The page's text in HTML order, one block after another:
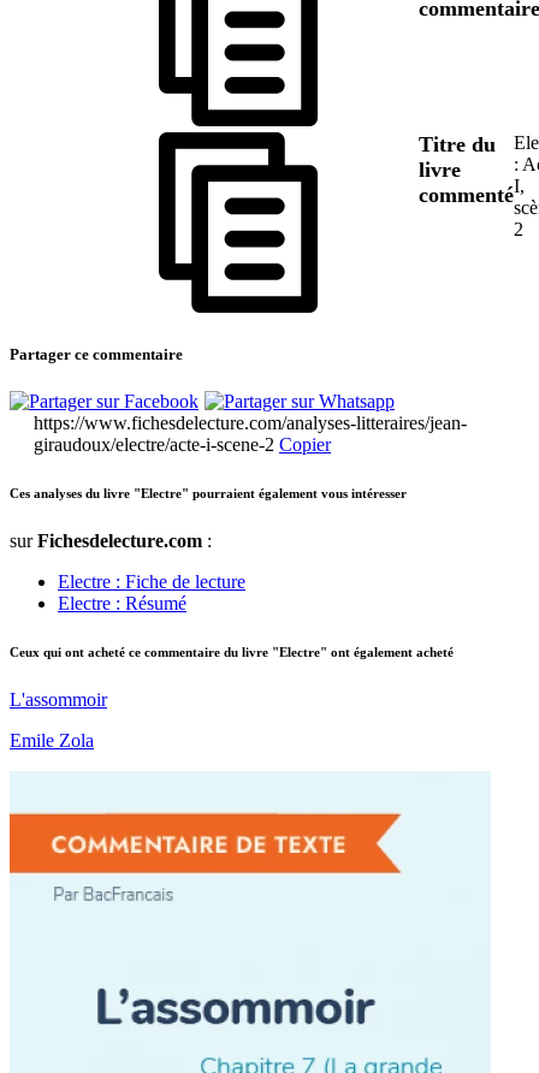
commentaire
Titre du
livre
commenté
:
I,
2
Partager ce commentaire
https://www.fichesdelecture.com/analyses-litteraires/jean-
giraudoux/electre/acte-i-scene-2 Copier
Ces analyses du livre "Electre" pourraient également vous intéresser
surFichesdelecture.com :
Electre : Fiche de lecture
Electre : Résumé
Ceux qui ont acheté ce commentaire du livre "Electre" ont également acheté
L'assommoir
Emile Zola